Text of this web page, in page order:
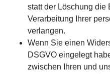
statt der Löschung die
Verarbeitung Ihrer
verlangen.
Wenn Sie einen
DSGVO eingelegt
zwischen Ihren und